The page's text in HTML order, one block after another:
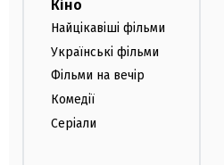
Кіно
Найцікавіші фільми
Українські фільми
Фільми на вечір
Комедії
Серіали